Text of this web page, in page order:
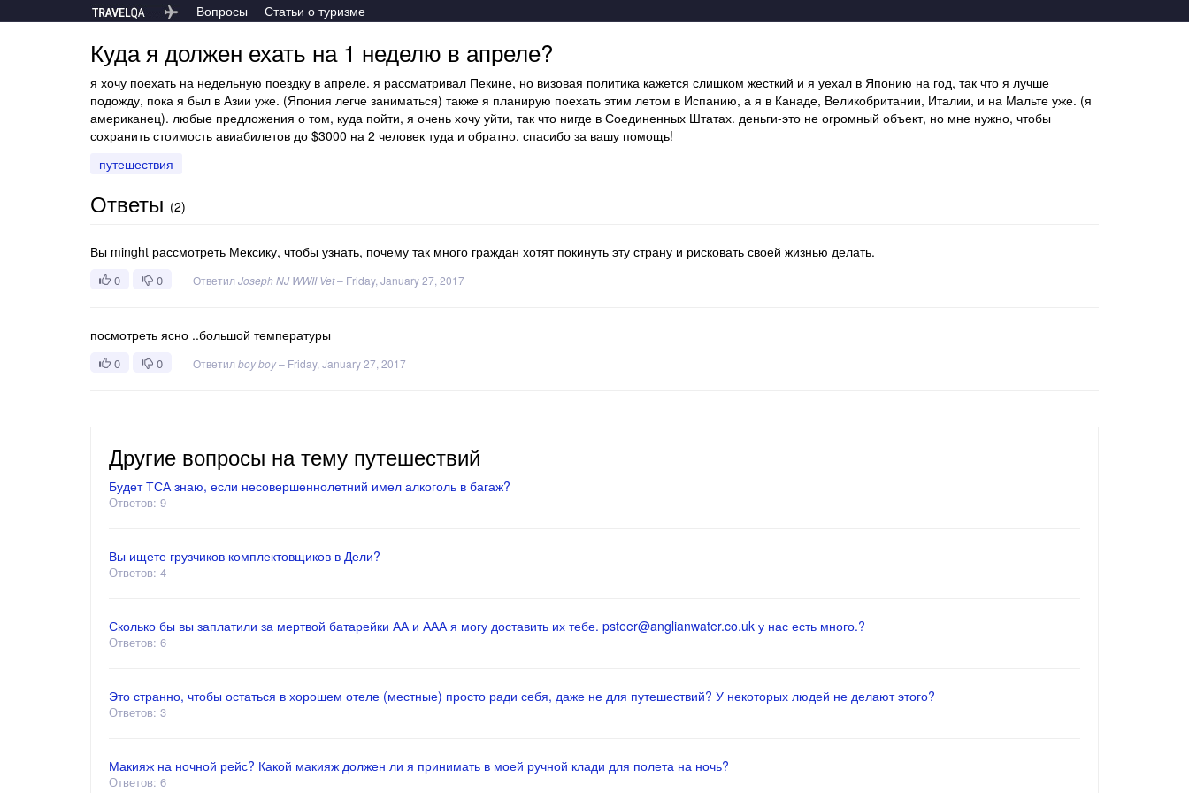
Вопросы Статьи о туризме
Куда я должен ехать на 1 неделю в апреле?
я хочу поехать на недельную поездку в апреле. я рассматривал Пекине, но визовая политика кажется слишком жесткий и я уехал в Японию на год, так что я лучше
подожду, пока я был в Азии уже. (Япония легче заниматься) также я планирую поехать этим летом в Испанию, а я в Канаде, Великобритании, Италии, и на Мальте уже. (я
американец). любые предложения о том, куда пойти, я очень хочу уйти, так что нигде в Соединенных Штатах. деньги-это не огромный объект, но мне нужно, чтобы
сохранить стоимость авиабилетов до $3000 на 2 человек туда и обратно. спасибо за вашу помощь!
путешествия
Ответы (2)
Вы minght рассмотреть Мексику, чтобы узнать, почему так много граждан хотят покинуть эту страну и рисковать своей жизнью делать.
0 0 Ответил Joseph NJ WWII Vet– Friday, January 27, 2017
посмотреть ясно ..большой температуры
0 0 Ответил boy boy– Friday, January 27, 2017
Другие вопросы на тему путешествий
Будет ТСА знаю, если несовершеннолетний имел алкоголь в багаж?
Ответов: 9
Вы ищете грузчиков комплектовщиков в Дели?
Ответов: 4
Сколько бы вы заплатили за мертвой батарейки АА и ААА я могу доставить их тебе. psteer@anglianwater.co.uk у нас есть много.?
Ответов: 6
Это странно, чтобы остаться в хорошем отеле (местные) просто ради себя, даже не для путешествий? У некоторых людей не делают этого?
Ответов: 3
Макияж на ночной рейс? Какой макияж должен ли я принимать в моей ручной клади для полета на ночь?
Ответов: 6